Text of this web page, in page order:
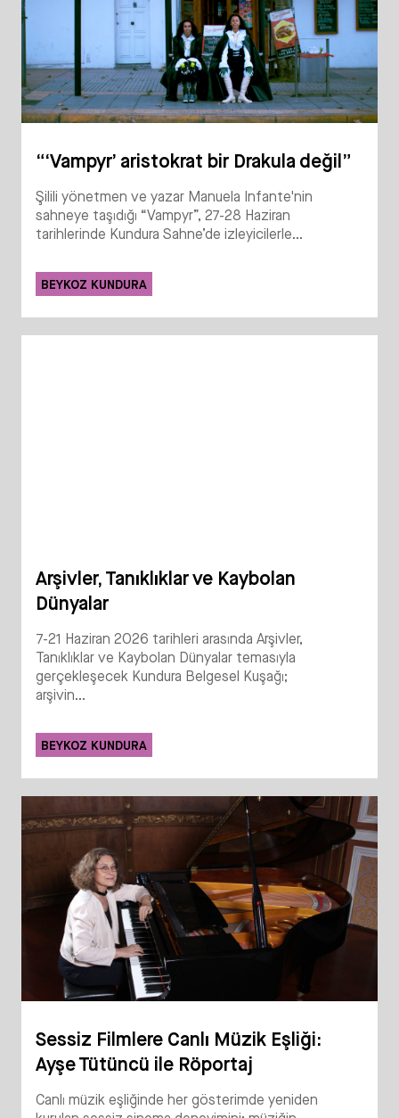
“‘Vampyr’ aristokrat bir Drakula değil”
Şilili yönetmen ve yazar Manuela Infante'nin
sahneye taşıdığı “Vampyr”, 27-28 Haziran
tarihlerinde Kundura Sahne’de izleyicilerle...
BEYKOZ KUNDURA
Arşivler, Tanıklıklar ve Kaybolan
Dünyalar
7-21 Haziran 2026 tarihleri arasında Arşivler,
Tanıklıklar ve Kaybolan Dünyalar temasıyla
gerçekleşecek Kundura Belgesel Kuşağı;
arşivin...
BEYKOZ KUNDURA
Sessiz Filmlere Canlı Müzik Eşliği:
Ayşe Tütüncü ile Röportaj
Canlı müzik eşliğinde her gösterimde yeniden